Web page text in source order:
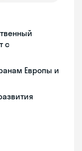
с
Европы и